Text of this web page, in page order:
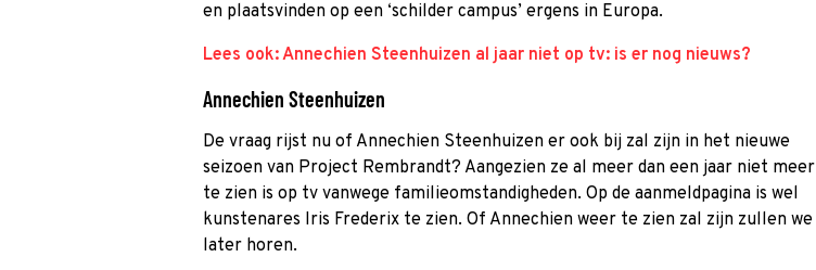
en plaatsvinden op een ‘schilder campus’ ergens in Europa.
Lees ook: Annechien Steenhuizen al jaar niet op tv: is er nog nieuws?
Annechien Steenhuizen
De vraag rijst nu of Annechien Steenhuizen er ook bij zal zijn in het nieuwe
seizoen van Project Rembrandt? Aangezien ze al meer dan een jaar niet meer
te zien is op tv vanwege familieomstandigheden. Op de aanmeldpagina is wel
kunstenares Iris Frederix te zien. Of Annechien weer te zien zal zijn zullen we
later horen.